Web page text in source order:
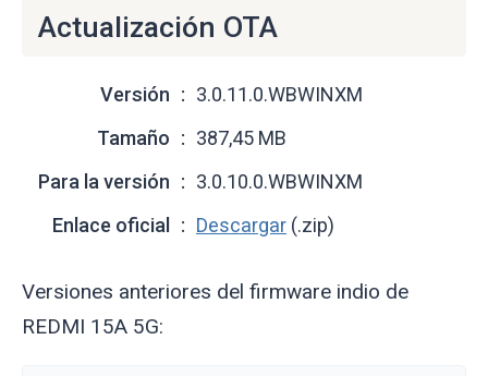
Actualización OTA
Versión
3.0.11.0.WBWINXM
Tamaño
387,45 MB
Para la versión
3.0.10.0.WBWINXM
Enlace oficial
Descargar (.zip)
Versiones anteriores del firmware indio de
REDMI 15A 5G: